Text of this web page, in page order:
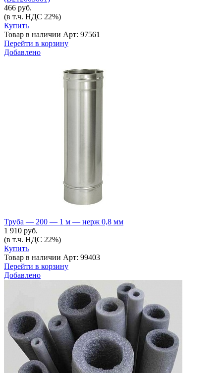
466 руб.
(в т.ч. НДС 22%)
Купить
Товар в наличии Арт: 97561
Перейти в корзину
Добавлено
Труба — 200 — 1 м — нерж 0,8 мм
1 910 руб.
(в т.ч. НДС 22%)
Купить
Товар в наличии Арт: 99403
Перейти в корзину
Добавлено